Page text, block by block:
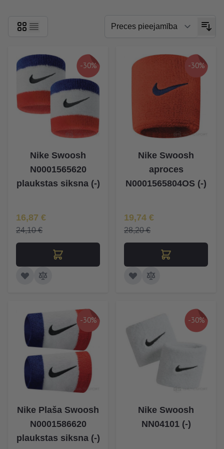
-30%
Nike Swoosh
N0001565620
plaukstas siksna (-)
Īpaša Cena
16,87 €
24,10 €
-30%
Nike Swoosh
aproces
N0001565804OS (-)
Īpaša Cena
19,74 €
28,20 €
-30%
Nike Plaša Swoosh
N0001586620
plaukstas siksna (-)
-30%
Nike Swoosh
NN04101 (-)